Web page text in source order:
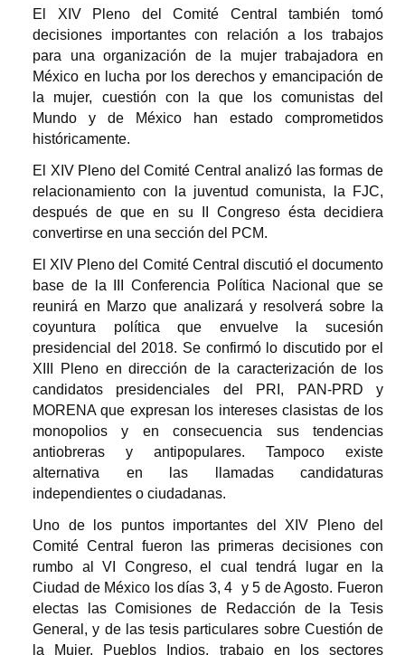
El XIV Pleno del Comité Central también tomó
decisiones importantes con relación a los trabajos
para una organización de la mujer trabajadora en
México en lucha por los derechos y emancipación de
la mujer, cuestión con la que los comunistas del
Mundo y de México han estado comprometidos
históricamente.
El XIV Pleno del Comité Central analizó las formas de
relacionamiento con la juventud comunista, la FJC,
después de que en su II Congreso ésta decidiera
convertirse en una sección del PCM.
El XIV Pleno del Comité Central discutió el documento
base de la III Conferencia Política Nacional que se
reunirá en Marzo que analizará y resolverá sobre la
coyuntura política que envuelve la sucesión
presidencial del 2018. Se confirmó lo discutido por el
XIII Pleno en dirección de la caracterización de los
candidatos presidenciales del PRI, PAN-PRD y
MORENA que expresan los intereses clasistas de los
monopolios y en consecuencia sus tendencias
antiobreras y antipopulares. Tampoco existe
alternativa en las llamadas candidaturas
independientes o ciudadanas.
Uno de los puntos importantes del XIV Pleno del
Comité Central fueron las primeras decisiones con
rumbo al VI Congreso, el cual tendrá lugar en la
Ciudad de México los días 3, 4 y 5 de Agosto. Fueron
electas las Comisiones de Redacción de la Tesis
General, y de las tesis particulares sobre Cuestión de
la Mujer, Pueblos Indios, trabajo en los sectores